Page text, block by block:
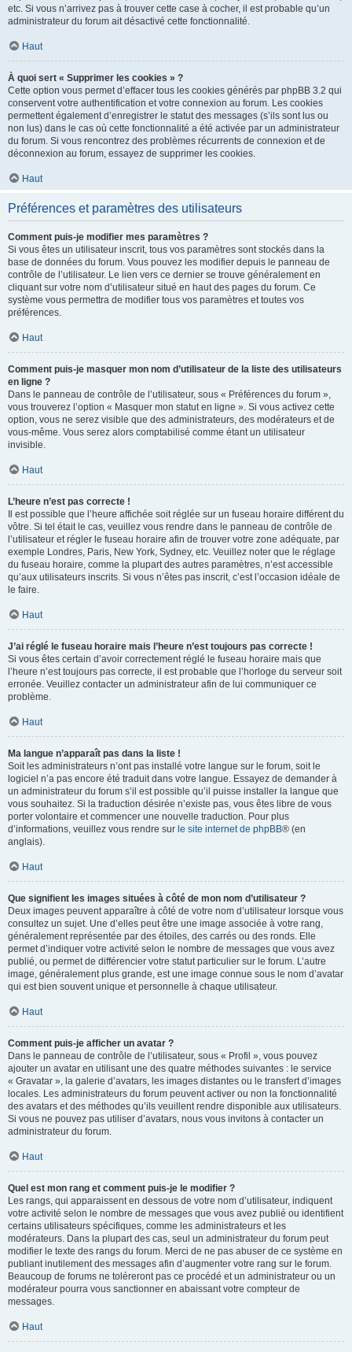
etc. Si vous n’arrivez pas à trouver cette case à cocher, il est probable qu’un
administrateur du forum ait désactivé cette fonctionnalité.
Haut
À quoi sert « Supprimer les cookies » ?
Cette option vous permet d’effacer tous les cookies générés par phpBB 3.2 qui
conservent votre authentification et votre connexion au forum. Les cookies
permettent également d’enregistrer le statut des messages (s’ils sont lus ou
non lus) dans le cas où cette fonctionnalité a été activée par un administrateur
du forum. Si vous rencontrez des problèmes récurrents de connexion et de
déconnexion au forum, essayez de supprimer les cookies.
Haut
Préférences et paramètres des utilisateurs
Comment puis-je modifier mes paramètres ?
Si vous êtes un utilisateur inscrit, tous vos paramètres sont stockés dans la
base de données du forum. Vous pouvez les modifier depuis le panneau de
contrôle de l’utilisateur. Le lien vers ce dernier se trouve généralement en
cliquant sur votre nom d’utilisateur situé en haut des pages du forum. Ce
système vous permettra de modifier tous vos paramètres et toutes vos
préférences.
Haut
Comment puis-je masquer mon nom d’utilisateur de la liste des utilisateurs
en ligne ?
Dans le panneau de contrôle de l’utilisateur, sous « Préférences du forum »,
vous trouverez l’option « Masquer mon statut en ligne ». Si vous activez cette
option, vous ne serez visible que des administrateurs, des modérateurs et de
vous-même. Vous serez alors comptabilisé comme étant un utilisateur
invisible.
Haut
L’heure n’est pas correcte !
Il est possible que l’heure affichée soit réglée sur un fuseau horaire différent du
vôtre. Si tel était le cas, veuillez vous rendre dans le panneau de contrôle de
l’utilisateur et régler le fuseau horaire afin de trouver votre zone adéquate, par
exemple Londres, Paris, New York, Sydney, etc. Veuillez noter que le réglage
du fuseau horaire, comme la plupart des autres paramètres, n’est accessible
qu’aux utilisateurs inscrits. Si vous n’êtes pas inscrit, c’est l’occasion idéale de
le faire.
Haut
J’ai réglé le fuseau horaire mais l’heure n’est toujours pas correcte !
Si vous êtes certain d’avoir correctement réglé le fuseau horaire mais que
l’heure n’est toujours pas correcte, il est probable que l’horloge du serveur soit
erronée. Veuillez contacter un administrateur afin de lui communiquer ce
problème.
Haut
Ma langue n’apparaît pas dans la liste !
Soit les administrateurs n’ont pas installé votre langue sur le forum, soit le
logiciel n’a pas encore été traduit dans votre langue. Essayez de demander à
un administrateur du forum s’il est possible qu’il puisse installer la langue que
vous souhaitez. Si la traduction désirée n’existe pas, vous êtes libre de vous
porter volontaire et commencer une nouvelle traduction. Pour plus
d’informations, veuillez vous rendre sur le site internet de phpBB® (en
anglais).
Haut
Que signifient les images situées à côté de mon nom d’utilisateur ?
Deux images peuvent apparaître à côté de votre nom d’utilisateur lorsque vous
consultez un sujet. Une d’elles peut être une image associée à votre rang,
généralement représentée par des étoiles, des carrés ou des ronds. Elle
permet d’indiquer votre activité selon le nombre de messages que vous avez
publié, ou permet de différencier votre statut particulier sur le forum. L’autre
image, généralement plus grande, est une image connue sous le nom d’avatar
qui est bien souvent unique et personnelle à chaque utilisateur.
Haut
Comment puis-je afficher un avatar ?
Dans le panneau de contrôle de l’utilisateur, sous « Profil », vous pouvez
ajouter un avatar en utilisant une des quatre méthodes suivantes : le service
« Gravatar », la galerie d’avatars, les images distantes ou le transfert d’images
locales. Les administrateurs du forum peuvent activer ou non la fonctionnalité
des avatars et des méthodes qu’ils veuillent rendre disponible aux utilisateurs.
Si vous ne pouvez pas utiliser d’avatars, nous vous invitons à contacter un
administrateur du forum.
Haut
Quel est mon rang et comment puis-je le modifier ?
Les rangs, qui apparaissent en dessous de votre nom d’utilisateur, indiquent
votre activité selon le nombre de messages que vous avez publié ou identifient
certains utilisateurs spécifiques, comme les administrateurs et les
modérateurs. Dans la plupart des cas, seul un administrateur du forum peut
modifier le texte des rangs du forum. Merci de ne pas abuser de ce système en
publiant inutilement des messages afin d’augmenter votre rang sur le forum.
Beaucoup de forums ne toléreront pas ce procédé et un administrateur ou un
modérateur pourra vous sanctionner en abaissant votre compteur de
messages.
Haut